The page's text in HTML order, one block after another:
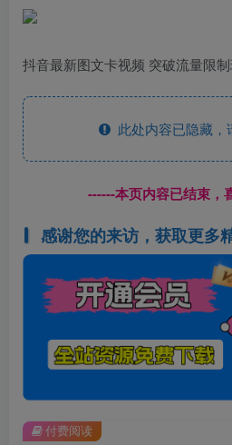
抖音最新图文卡视频 突破流量限制
此处内容已隐藏，
------本页内容已结束，
感谢您的来访，获取更多
付费阅读